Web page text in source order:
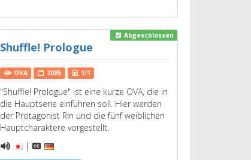
Abgeschlossen
Shuffle! Prologue
OVA 2005 1/1
"Shuffle! Prologue" ist eine kurze OVA, die in
die Hauptserie einführen soll. Hier werden
der Protagonist Rin und die fünf weiblichen
Hauptcharaktere vorgestellt.
|